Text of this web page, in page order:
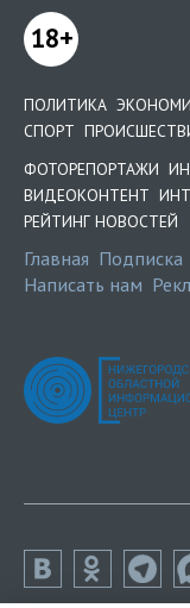
18+
ПОЛИТИКА
СПОРТ
ФОТОРЕПОРТАЖИ
ВИДЕОКОНТЕНТ
РЕЙТИНГ НОВОСТЕЙ
Главная Подписка
Написать нам